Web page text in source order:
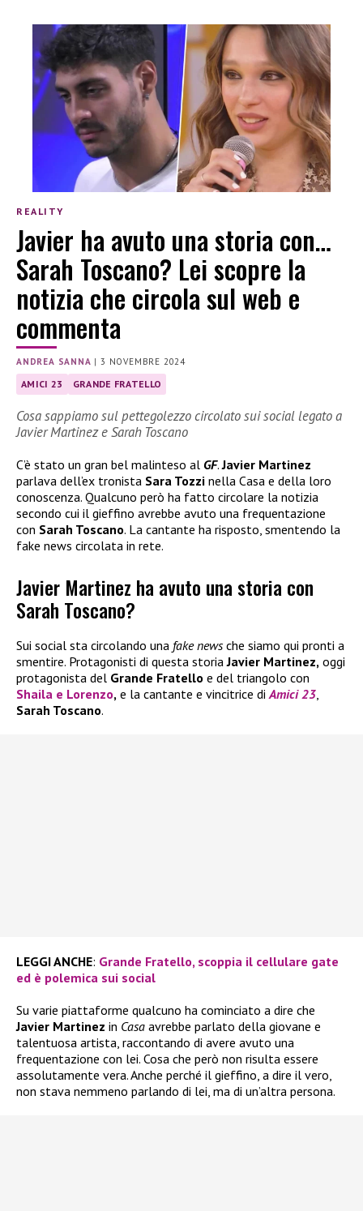
REALITY
Javier ha avuto una storia con…
Sarah Toscano? Lei scopre la
notizia che circola sul web e
commenta
ANDREA SANNA |3 NOVEMBRE 2024
AMICI 23 GRANDE FRATELLO
Cosa sappiamo sul pettegolezzo circolato sui social legato a
Javier Martinez e Sarah Toscano
C’è stato un gran bel malinteso al GF.Javier Martinez
parlava dell’ex tronista Sara Tozzi nella Casa e della loro
conoscenza. Qualcuno però ha fatto circolare la notizia
secondo cui il gieffino avrebbe avuto una frequentazione
con Sarah Toscano. La cantante ha risposto, smentendo la
fake news circolata in rete.
Javier Martinez ha avuto una storia con
Sarah Toscano?
Sui social sta circolando una fake newsche siamo qui pronti a
smentire. Protagonisti di questa storiaJavier Martinez, oggi
protagonista del Grande Fratello e del triangolo con
Shaila e Lorenzo, e la cantante e vincitrice di Amici 23
Sarah Toscano.
LEGGI ANCHE: Grande Fratello, scoppia il cellulare gate
ed è polemica sui social
Su varie piattaforme qualcuno ha cominciato a dire che
Javier Martinez in Casa avrebbe parlato della giovane e
talentuosa artista, raccontando di avere avuto una
frequentazione con lei. Cosa che però non risulta essere
assolutamente vera. Anche perché il gieffino, a dire il vero,
non stava nemmeno parlando di lei, ma di un’altra persona.